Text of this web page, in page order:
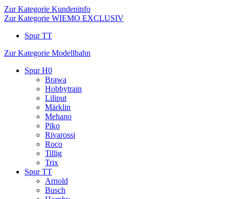
Zur Kategorie Kundeninfo
Zur Kategorie WIEMO EXCLUSIV
Spur TT
Zur Kategorie Modellbahn
Spur H0
Brawa
Hobbytrain
Liliput
Märklin
Mehano
Piko
Rivarossi
Roco
Tillig
Trix
Spur TT
Arnold
Busch